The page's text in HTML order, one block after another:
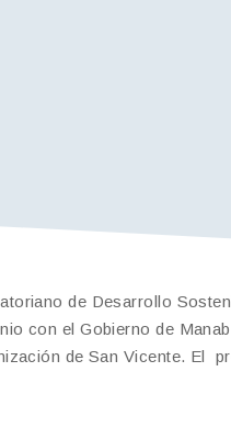
de Desarrollo
con el Gobierno de
de San Vicente. El